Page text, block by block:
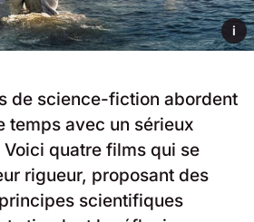
i
de science-fiction abordent
temps avec un sérieux
quatre films qui se
rigueur, proposant des
scientifiques